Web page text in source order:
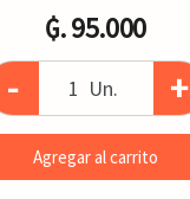
₲. 95.000
- Un. +
Agregar al carrito